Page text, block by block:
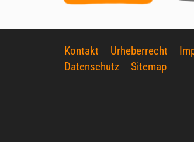
Kontakt Urheberrecht
Datenschutz
Sitemap